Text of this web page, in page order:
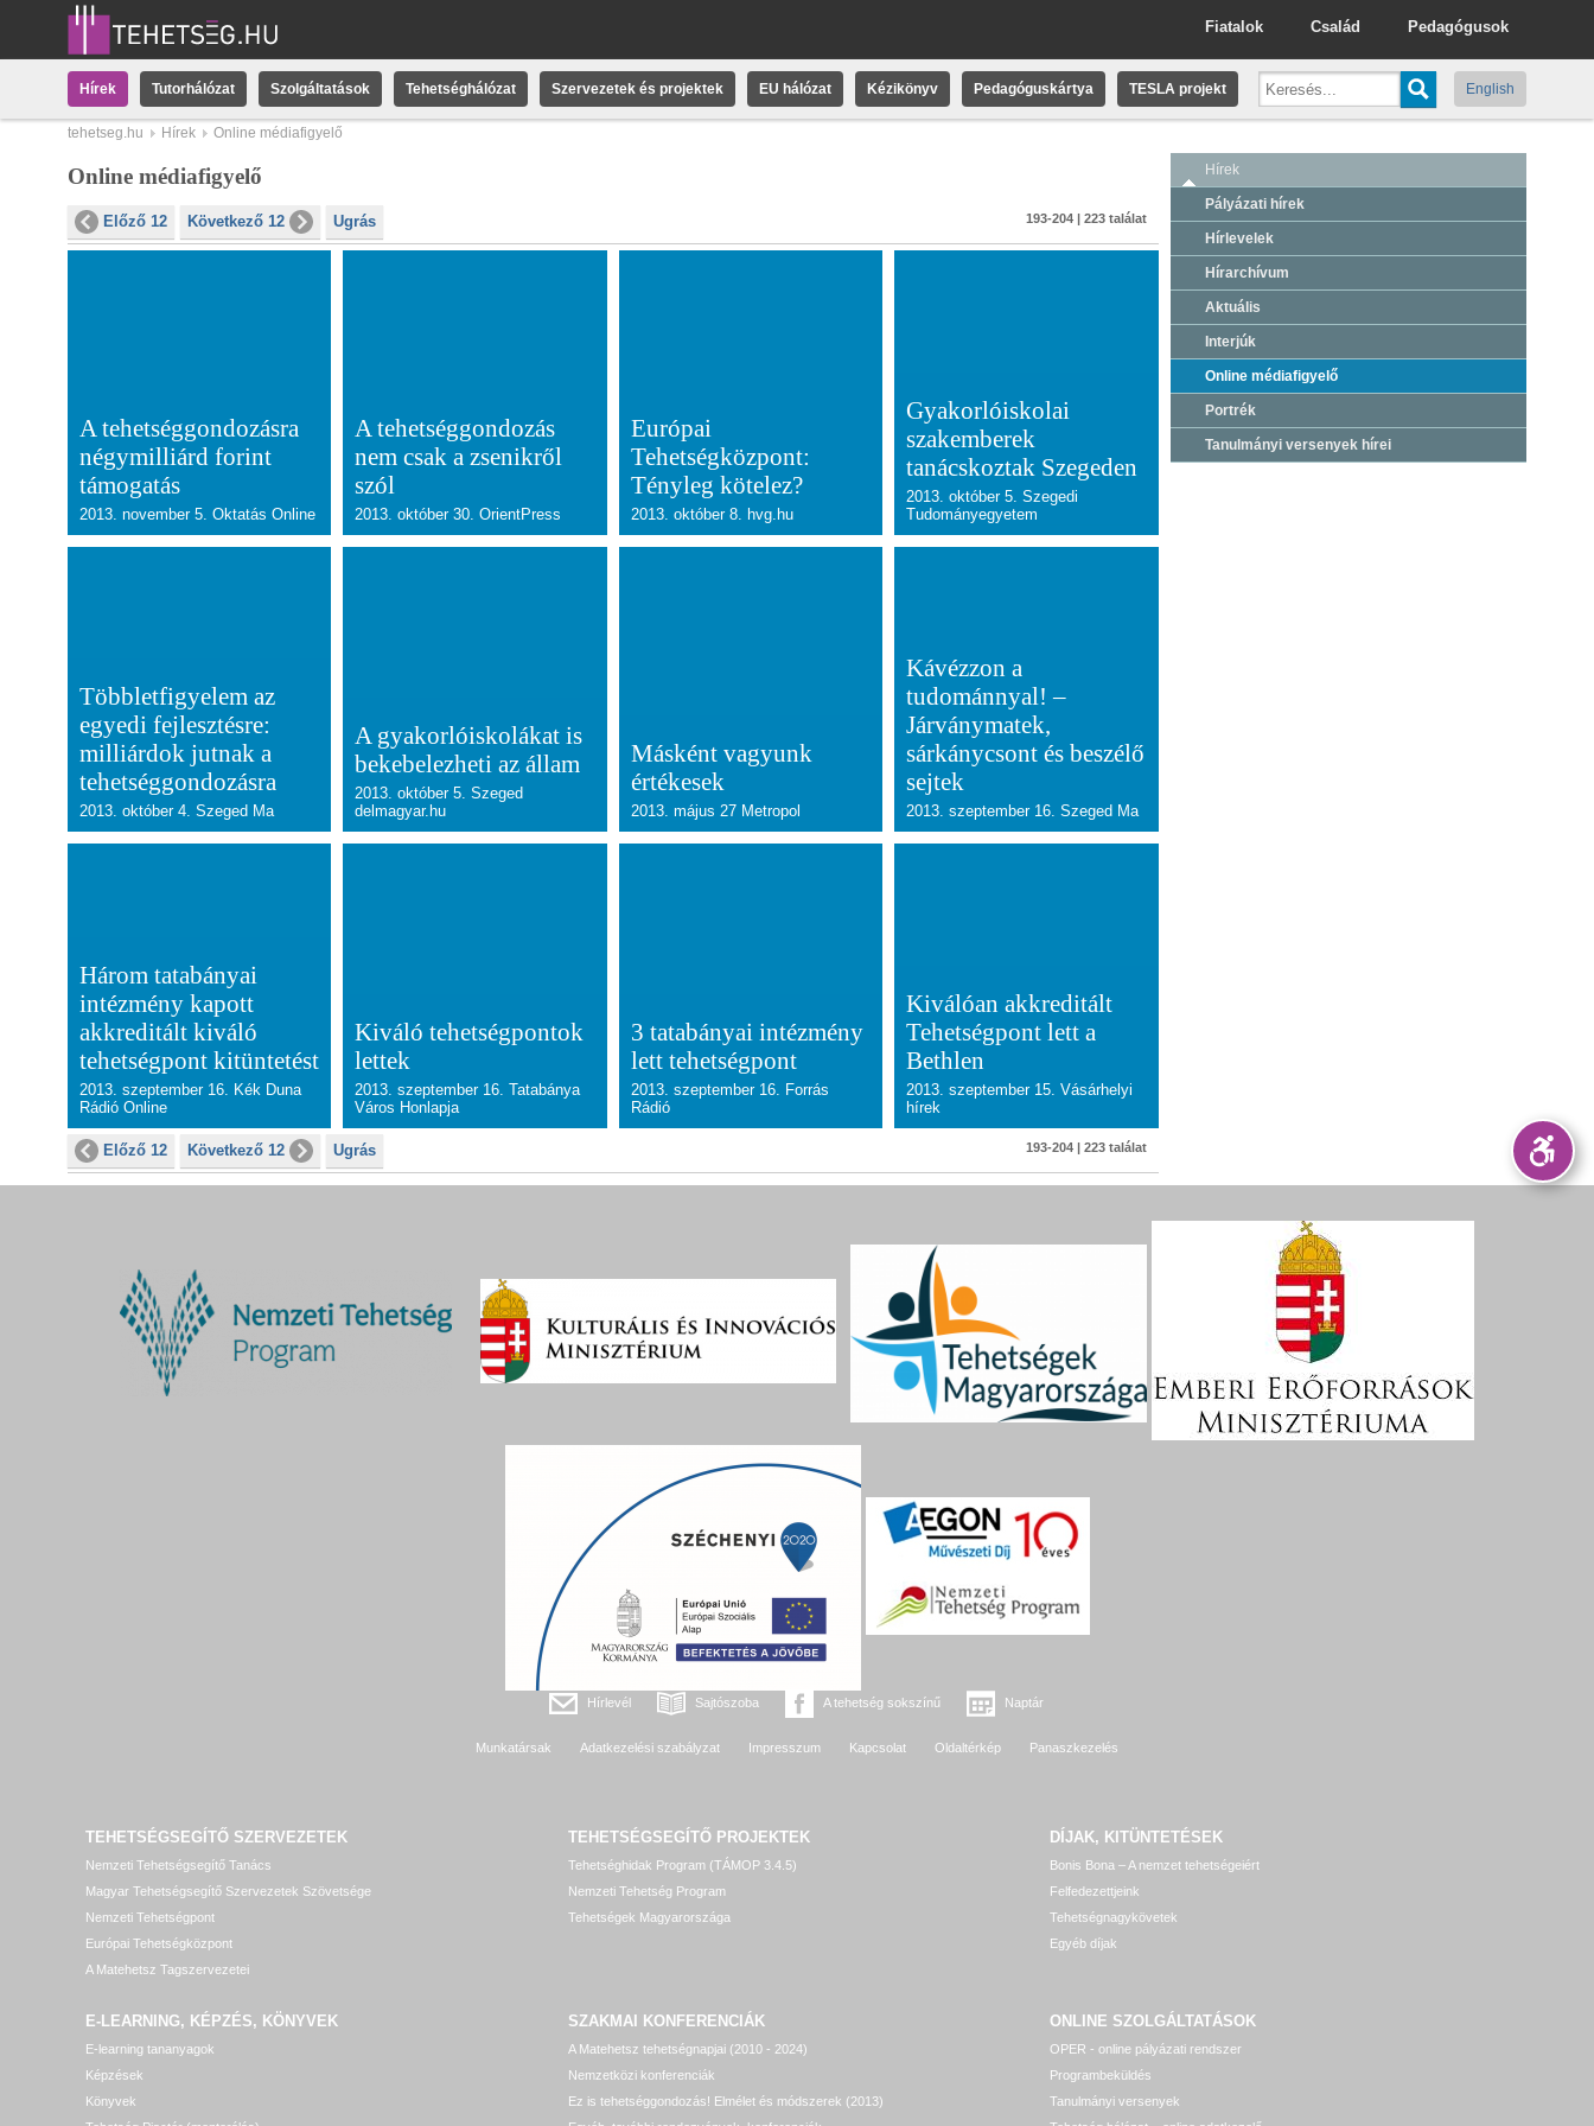
Pedagógusok
Család
Fiatalok
Hírek Tutorhálózat Szolgáltatások Tehetséghálózat Szervezetek és projektek EU hálózat Kézikönyv Pedagóguskártya TESLA projekt English
tehetseg.hu Hírek Online médiafigyelő
Online médiafigyelő
Előző 12 Következő 12 Ugrás 193-204 | 223 találat
A tehetséggondozásra
négymilliárd forint
támogatás
2013. november 5. Oktatás Online
A tehetséggondozás
nem csak a zsenikről
szól
2013. október 30. OrientPress
Európai
Tehetségközpont:
Tényleg kötelez?
2013. október 8. hvg.hu
Gyakorlóiskolai
szakemberek
tanácskoztak Szegeden
2013. október 5. Szegedi
Tudományegyetem
Többletfigyelem az
egyedi fejlesztésre:
milliárdok jutnak a
tehetséggondozásra
2013. október 4. Szeged Ma
A gyakorlóiskolákat is
bekebelezheti az állam
2013. október 5. Szeged
delmagyar.hu
Másként vagyunk
értékesek
2013. május 27 Metropol
Kávézzon a
tudománnyal! –
Járványmatek,
sárkánycsont és beszélő
sejtek
2013. szeptember 16. Szeged Ma
Három tatabányai
intézmény kapott
akkreditált kiváló
tehetségpont kitüntetést
2013. szeptember 16. Kék Duna
Rádió Online
Kiváló tehetségpontok
lettek
2013. szeptember 16. Tatabánya
Város Honlapja
3 tatabányai intézmény
lett tehetségpont
2013. szeptember 16. Forrás
Rádió
Kiválóan akkreditált
Tehetségpont lett a
Bethlen
2013. szeptember 15. Vásárhelyi
hírek
Előző 12 Következő 12 Ugrás 193-204 | 223 találat
Hírek
Pályázati hírek
Hírlevelek
Hírarchívum
Aktuális
Interjúk
Online médiafigyelő
Portrék
Tanulmányi versenyek hírei
Hírlevél Sajtószoba A tehetség sokszínű Naptár
Munkatársak Adatkezelési szabályzat Impresszum Kapcsolat Oldaltérkép Panaszkezelés
TEHETSÉGSEGÍTŐ SZERVEZETEK
Nemzeti Tehetségsegítő Tanács
Magyar Tehetségsegítő Szervezetek Szövetsége
Nemzeti Tehetségpont
Európai Tehetségközpont
A Matehetsz Tagszervezetei
TEHETSÉGSEGÍTŐ PROJEKTEK
Tehetséghidak Program (TÁMOP 3.4.5)
Nemzeti Tehetség Program
Tehetségek Magyarországa
DÍJAK, KITÜNTETÉSEK
Bonis Bona – A nemzet tehetségeiért
Felfedezettjeink
Tehetségnagykövetek
Egyéb díjak
E-LEARNING, KÉPZÉS, KÖNYVEK
E-learning tananyagok
Képzések
Könyvek
SZAKMAI KONFERENCIÁK
A Matehetsz tehetségnapjai (2010 - 2024)
Nemzetközi konferenciák
Ez is tehetséggondozás! Elmélet és módszerek (2013)
ONLINE SZOLGÁLTATÁSOK
OPER - online pályázati rendszer
Programbeküldés
Tanulmányi versenyek